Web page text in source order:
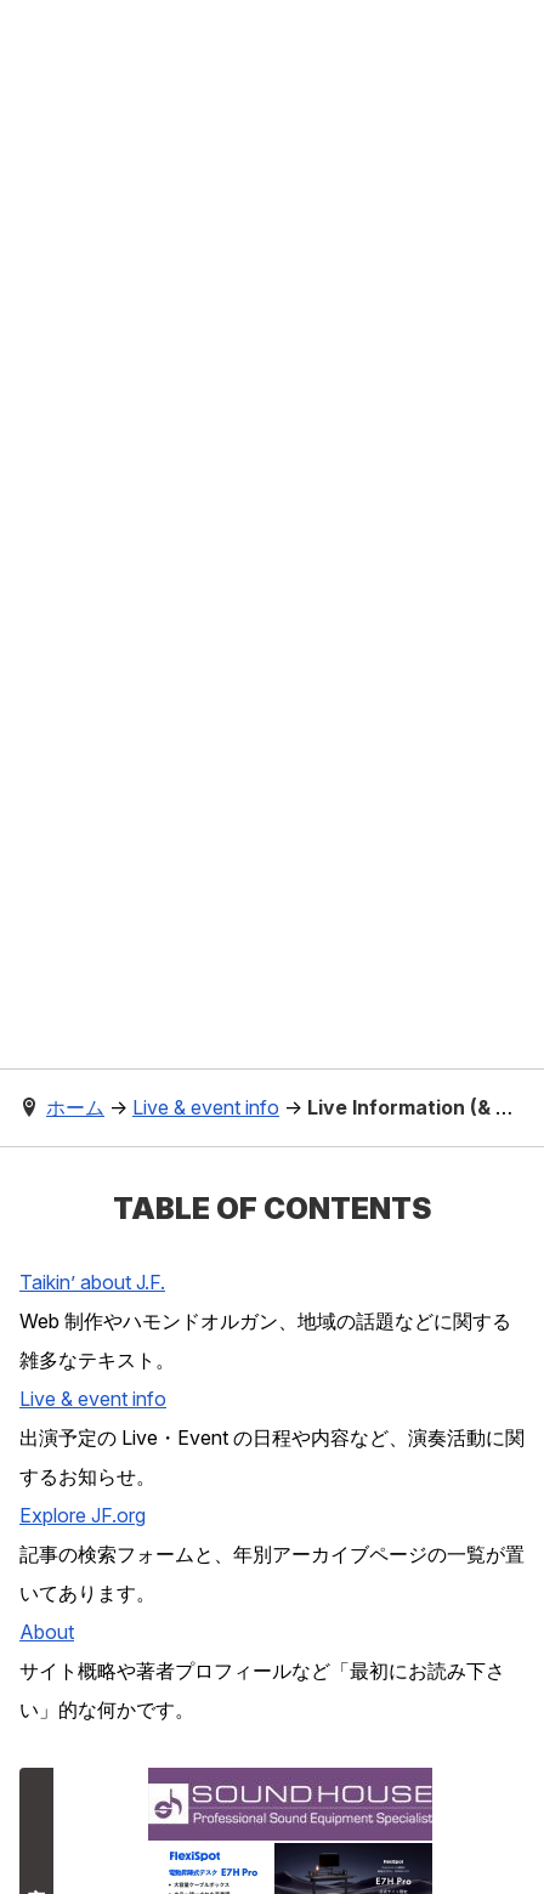
ホーム → Live & event info → Live Information (& Report) - August 2009
TABLE OF CONTENTS
Taikin’ about J.F.
Web 制作やハモンドオルガン、地域の話題などに関する
雑多なテキスト。
Live & event info
出演予定の Live・Event の日程や内容など、演奏活動に関
するお知らせ。
Explore JF.org
記事の検索フォームと、年別アーカイブページの一覧が置
いてあります。
About
サイト概略や著者プロフィールなど「最初にお読み下さ
い」的な何かです。